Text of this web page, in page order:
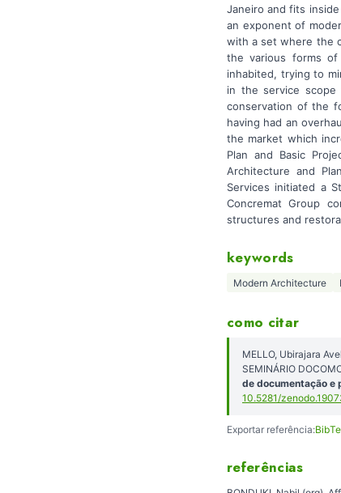
Janeiro and fits
an exponent of
with a set where the
the various forms
inhabited, trying to
in the service
conservation of the
having had an
the market which
Plan and Basic
Architecture and
Services initiated a
Concremat Group
structures and
keywords
Modern Architecture
como citar
MELLO, Ubirajara
SEMINÁRIO
de documentação e
10.5281/
Exportar referência:
referências